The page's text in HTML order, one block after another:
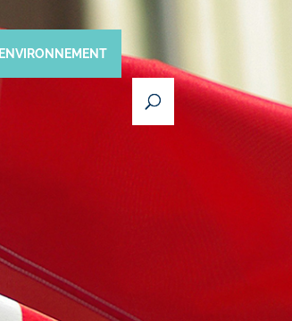
ENVIRONNEMENT